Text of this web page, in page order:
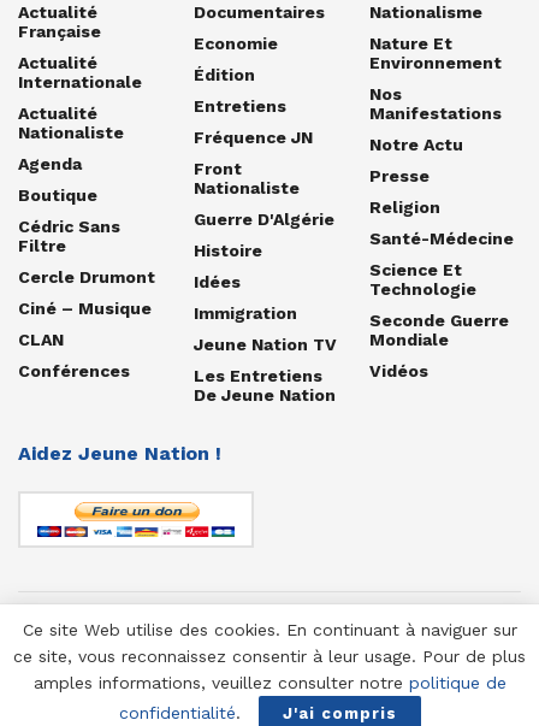
Actualité
Française
Actualité
Internationale
Actualité
Nationaliste
Agenda
Boutique
Cédric Sans
Filtre
Cercle Drumont
Ciné – Musique
CLAN
Conférences
Documentaires
Economie
Édition
Entretiens
Fréquence JN
Front
Nationaliste
Guerre D'Algérie
Histoire
Idées
Immigration
Jeune Nation TV
Les Entretiens
De Jeune Nation
Nationalisme
Nature Et
Environnement
Nos
Manifestations
Notre Actu
Presse
Religion
Santé-Médecine
Science Et
Technologie
Seconde Guerre
Mondiale
Vidéos
Aidez Jeune Nation !
© 1958-2025 Jeune Nation
Ce site Web utilise des cookies. En continuant à naviguer sur
ce site, vous reconnaissez consentir à leur usage. Pour de plus
amples informations, veuillez consulter notre politique de
confidentialité. J'ai compris